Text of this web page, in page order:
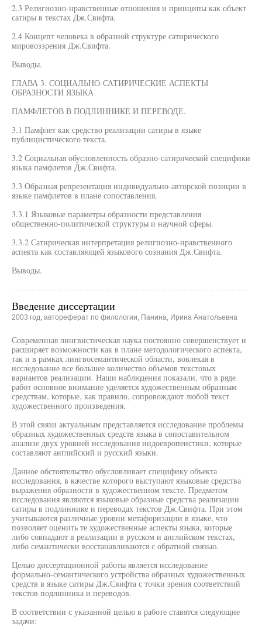
2.3 Религиозно-нравственные отношения и принципы как объект
сатиры в текстах Дж.Свифта.
2.4 Концепт человека в образной структуре сатирического
мировоззрения Дж.Свифта.
Выводы.
ГЛАВА 3. СОЦИАЛЬНО-САТИРИЧЕСКИЕ АСПЕКТЫ
ОБРАЗНОСТИ ЯЗЫКА
ПАМФЛЕТОВ В ПОДЛИННИКЕ И ПЕРЕВОДЕ.
3.1 Памфлет как средство реализации сатиры в языке
публицистического текста.
3.2 Социальная обусловленность образно-сатирической специфики
языка памфлетов Дж.Свифта.
3.3 Образная репрезентация индивидуально-авторской позиции в
языке памфлетов в плане сопоставления.
3.3.1 Языковые параметры образности представления
общественно-политической структуры и научной сферы.
3.3.2 Сатирическая интерпретация религиозно-нравственного
аспекта как составляющей языкового сознания Дж.Свифта.
Выводы.
Введение диссертации
2003 год, автореферат по филологии, Панина, Ирина Анатольевна
Современная лингвистическая наука постоянно совершенствует и
расширяет возможности как в плане методологического аспекта,
так и в рамках лингвосемантической области, вовлекая в
исследование все большее количество объемов текстовых
вариантов реализации. Наши наблюдения показали, что в ряде
работ основное внимание уделяется художественным образным
средствам, которые, как правило, сопровождают любой текст
художественного произведения.
В этой связи актуальным представляется исследование проблемы
образных художественных средств языка в сопоставительном
анализе двух уровней исследования индоевропеистики, которые
составляют английский и русский языки.
Данное обстоятельство обусловливает специфику объекта
исследования, в качестве которого выступают языковые средства
выражения образности в художественном тексте. Предметом
исследования являются языковые образные средства реализации
сатиры в подлиннике и переводах текстов Дж.Свифта. При этом
учитываются различные уровни метафоризации в языке, что
позволяет оценить те художественные аспекты языка, которые
либо совпадают в реализации в русском и английском текстах,
либо семантически восстанавливаются с обратной связью.
Целью диссертационной работы является исследование
формально-семантического устройства образных художественных
средств в языке сатиры Дж.Свифта с точки зрения соответствий
текстов подлинника и переводов.
В соответствии с указанной целью в работе ставятся следующие
задачи: